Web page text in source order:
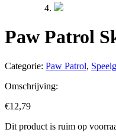
Paw Patrol
Categorie: Paw Patrol,
Omschrijving:
€12,79
Dit product is ruim op